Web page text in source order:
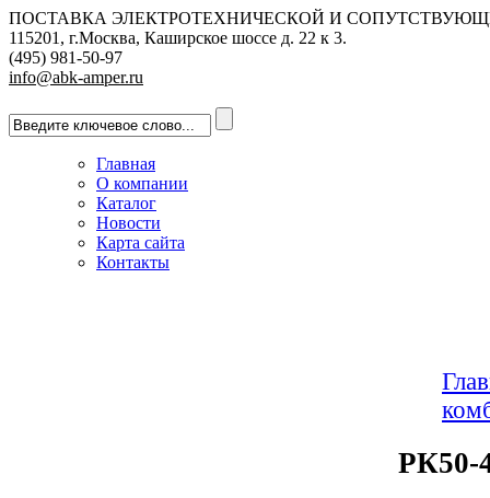
ПОСТАВКА ЭЛЕКТРОТЕХНИЧЕСКОЙ И
115201, г.Москва, Каширское шоссе д. 22 к 3.
(495) 981-50-97
info@abk-amper.ru
Главная
О компании
Каталог
Новости
Карта сайта
Контакты
РК50-